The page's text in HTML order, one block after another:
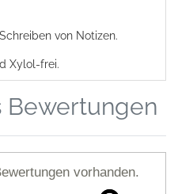
von Notizen.
Xylol-frei.
Bewertungen
vorhanden.